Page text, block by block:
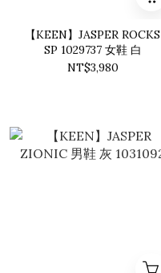
【KEEN】JASPER ROCKS
SP 1029737 女鞋 白
NT$3,980